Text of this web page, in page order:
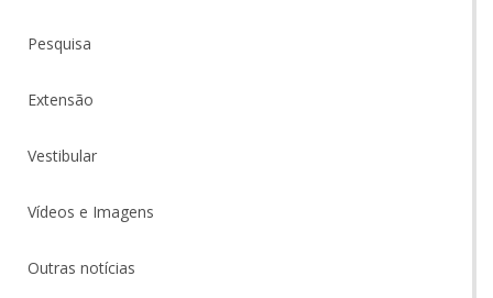
Pesquisa
Extensão
Vestibular
Vídeos e Imagens
Outras notícias